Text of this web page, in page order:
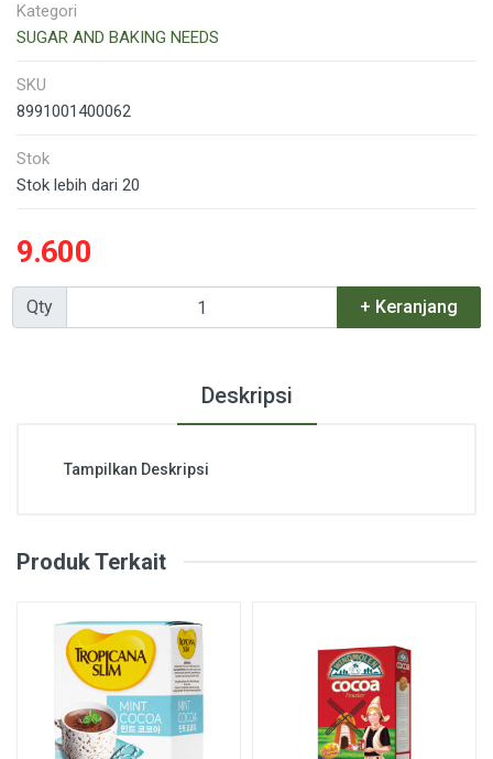
Kategori
SUGAR AND BAKING NEEDS
SKU
8991001400062
Stok
Stok lebih dari 20
9.600
Qty + Keranjang
Deskripsi
Tampilkan Deskripsi
Produk Terkait